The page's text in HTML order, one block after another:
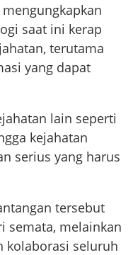
saat ini kerap
terutama
yang dapat
lain seperti
kejahatan
serius yang harus
tersebut
semata, melainkan
kolaborasi seluruh